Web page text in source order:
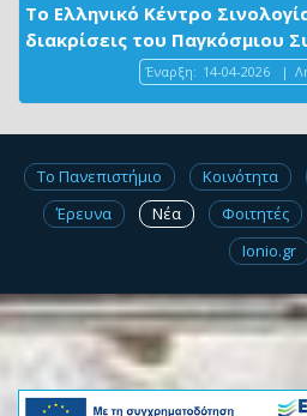
Το Ελληνικό Κέντρο
διακρίσεις του Παγκόσμιου
Έναρξη: 14-04-2026 |
Το Πανεπιστήμιο Κοινότητα
Έρευνα
Νέα Φοιτητές
Ionio.gr